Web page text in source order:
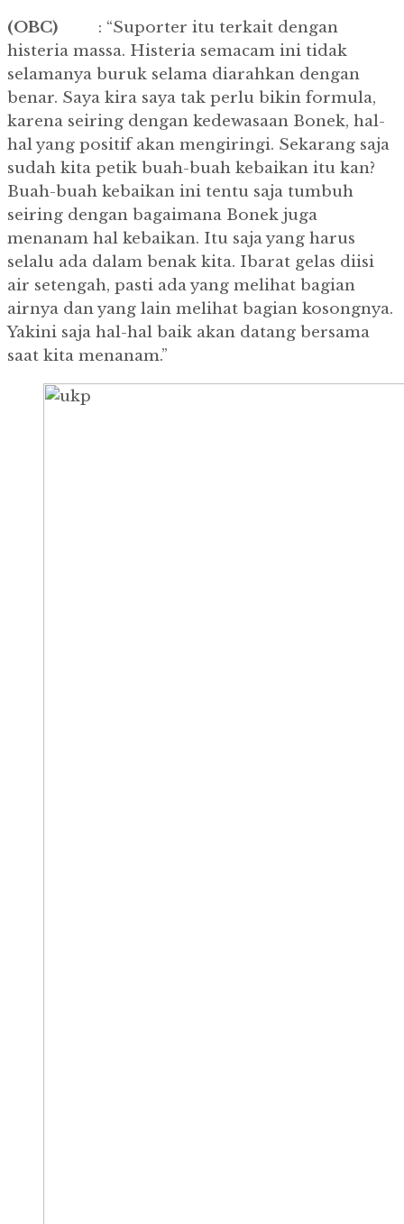
(OBC)
: “Suporter itu terkait dengan
histeria massa. Histeria semacam ini tidak
selamanya buruk selama diarahkan dengan
benar. Saya kira saya tak perlu bikin formula,
karena seiring dengan kedewasaan Bonek, hal-
hal yang positif akan mengiringi. Sekarang saja
sudah kita petik buah-buah kebaikan itu kan?
Buah-buah kebaikan ini tentu saja tumbuh
seiring dengan bagaimana Bonek juga
menanam hal kebaikan. Itu saja yang harus
selalu ada dalam benak kita. Ibarat gelas diisi
air setengah, pasti ada yang melihat bagian
airnya dan yang lain melihat bagian kosongnya.
Yakini saja hal-hal baik akan datang bersama
saat kita menanam.”